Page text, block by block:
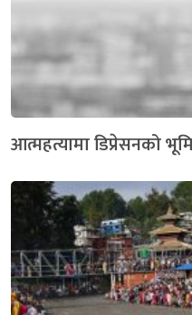
आत्महत्यामा डिप्रेसनको